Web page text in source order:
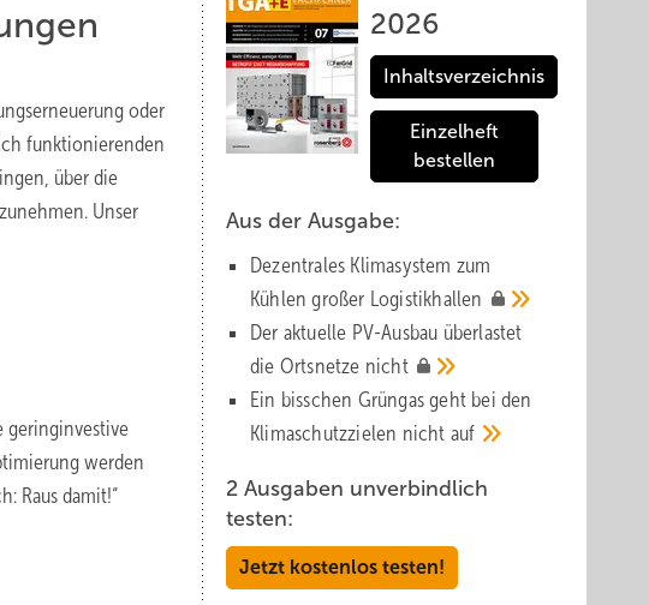
oder
funktionierenden
über die
Unser
geringinvestive
werden
Raus damit!“
2026
Inhaltsverzeichnis
Einzelheft
bestellen
Aus der Ausgabe:
Dezentrales Klimasystem zum
Kühlen großer Logistik­hallen
Der aktuelle PV-Ausbau über­lastet
die Orts­netze nicht
Ein bisschen Grüngas geht bei den
Klima­schutz­zielen nicht auf
2 Ausgaben unverbindlich
testen:
Jetzt kostenlos testen!